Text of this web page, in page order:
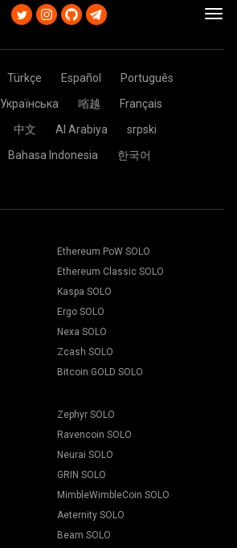
Türkçe Español
Português
Українська 㗂越
Français
中文 Al Arabiya
srpski
Bahasa Indonesia
한국어
Ethereum PoW SOLO
Ethereum Classic SOLO
Kaspa SOLO
Ergo SOLO
Nexa SOLO
Zcash SOLO
Bitcoin GOLD SOLO
Zephyr SOLO
Ravencoin SOLO
Neurai SOLO
GRIN SOLO
MimbleWimbleCoin SOLO
Aeternity SOLO
Beam SOLO